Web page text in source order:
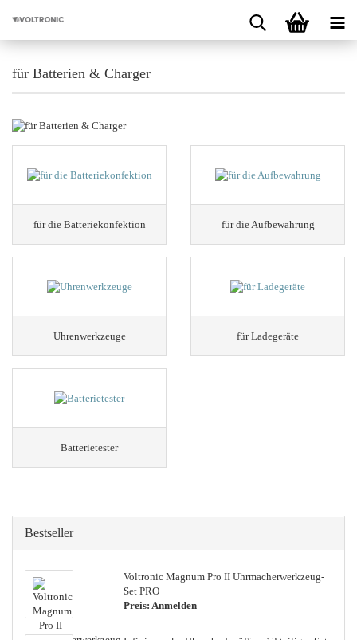
für Batterien & Charger
für die Batteriekonfektion für die Aufbewahrung
Uhrenwerkzeuge für Ladegeräte
Batterietester
Bestseller
Vol­tro­nic Ma­gnum Pro II Uhrmacherwerkzeug-​
Set PRO
Preis: Anmelden